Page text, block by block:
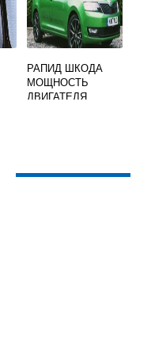
РАПИД ШКОДА
МОЩНОСТЬ
ДВИГАТЕЛЯ